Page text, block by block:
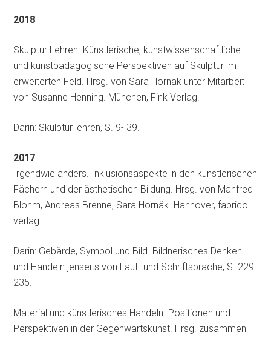
2018
Skulptur Lehren. Künstlerische, kunstwissenschaftliche
und kunstpädagogische Perspektiven auf Skulptur im
erweiterten Feld. Hrsg. von Sara Hornäk unter Mitarbeit
von Susanne Henning. München, Fink Verlag.
Darin: Skulptur lehren, S. 9- 39.
2017
Irgendwie anders. Inklusionsaspekte in den künstlerischen
Fächern und der ästhetischen Bildung. Hrsg. von Manfred
Blohm, Andreas Brenne, Sara Hornäk. Hannover, fabrico
verlag.
Darin: Gebärde, Symbol und Bild. Bildnerisches Denken
und Handeln jenseits von Laut- und Schriftsprache, S. 229-
235.
Material und künstlerisches Handeln. Positionen und
Perspektiven in der Gegenwartskunst. Hrsg. zusammen